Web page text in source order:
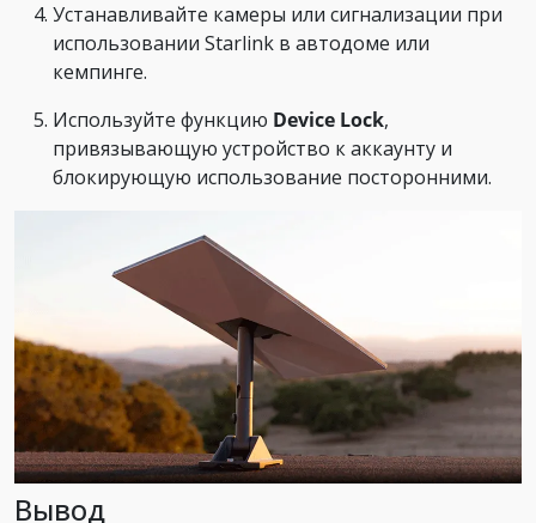
Устанавливайте камеры или сигнализации при
использовании Starlink в автодоме или
кемпинге.
Используйте функцию Device Lock,
привязывающую устройство к аккаунту и
блокирующую использование посторонними.
Вывод